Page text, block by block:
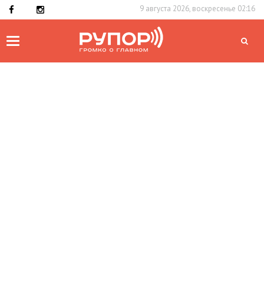
9 августа 2026, воскресенье 02:16
Toggle